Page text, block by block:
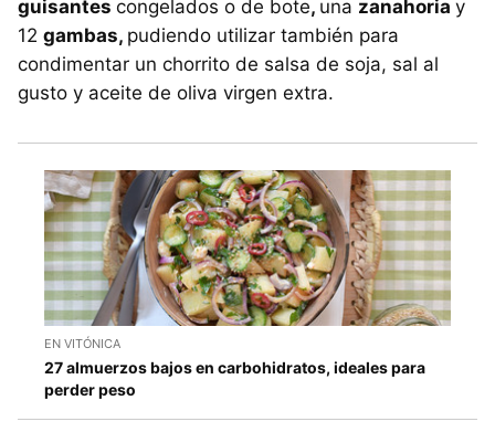
guisantes congelados o de bote, una zanahoria y
12 gambas, pudiendo utilizar también para
condimentar un chorrito de salsa de soja, sal al
gusto y aceite de oliva virgen extra.
EN VITÓNICA
27 almuerzos bajos en carbohidratos, ideales para
perder peso